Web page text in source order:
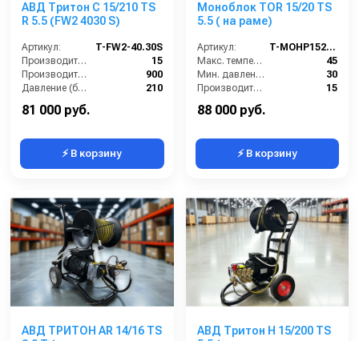
АВД Тритон C 15/210 TS
R 5.5 (FW2 4030 S)
Артикул:
T-FW2-40.30S
Производительность (л/мин):
15
Производительность (л/ч):
900
Давление (бар):
210
Мощность (л.с.):
81 000 руб.
⚡ В корзину
Моноблок TOR 15/20 TS
5.5 ( на раме)
Артикул:
T-MOHP1520RN
Макс. температура воды (°C):
45
Мин. давление (бар):
30
Производительность (л/мин):
15
Производительность (л/ч):
88 000 руб.
⚡ В корзину
АВД ТРИТОН AR 14/16 TS
АВД Тритон Н 15/200 TS